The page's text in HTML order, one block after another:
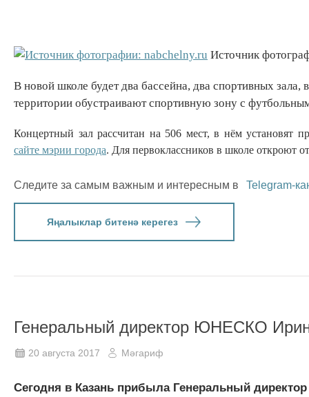
Источник
В новой школе будет два бассейна, два спортивных
территории обустраивают спортивную зону с
Концертный зал рассчитан на 506 мест, в нём установят
сайте мэрии города. Для первоклассников в школе откроют
Следите за самым важным и интересным в Telegram-
Яңалыклар битенә керегез
Генеральный директор ЮНЕСКО
20 августа 2017 Мәгариф
Сегодня в Казань прибыла Генеральный